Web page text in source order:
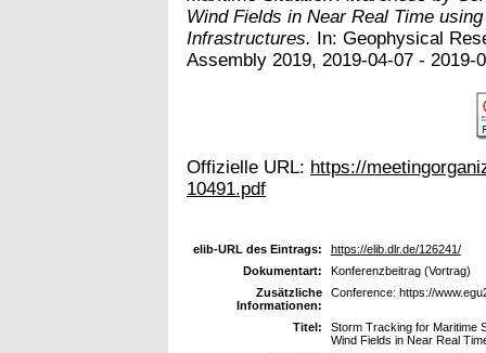
Wind Fields in Near Real Time
Infrastructures. In: Geophysical
Assembly 2019, 2019-04-07 - 2019-
Offizielle URL: https://
10491.pdf
elib-URL des Eintrags:
https://elib.dlr.de/126241/
Dokumentart:
Konferenzbeitrag (Vortrag)
Zusätzliche
Informationen:
Conference: https://
Titel:
Storm Tracking for Maritime
Wind Fields in Near Real